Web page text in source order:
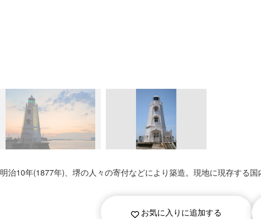
明治10年(1877年)、堺の⼈々の寄付などにより築造。現地に現存する
お気に入りに追加する